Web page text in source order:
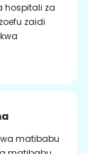
hospitali za
zaidi
matibabu